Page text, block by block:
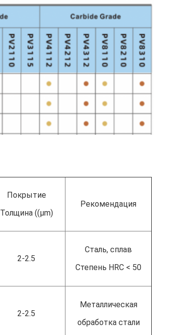
Покрытие
Толщина ((μm)
Рекомендация
2-2.5
Сталь, сплав
Степень HRC < 50
2-2.5
Металлическая
обработка стали